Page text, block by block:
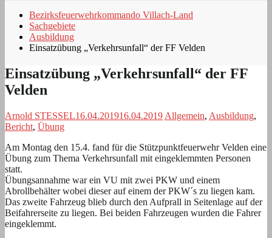
Bezirksfeuerwehrkommando Villach-Land
Sachgebiete
Ausbildung
Einsatzübung „Verkehrsunfall“ der FF Velden
Einsatzübung „Verkehrsunfall“ der FF
Velden
Arnold STESSEL16.04.201916.04.2019 Allgemein, Ausbildung,
Bericht, Übung
Am Montag den 15.4. fand für die Stützpunktfeuerwehr Velden eine
Übung zum Thema Verkehrsunfall mit eingeklemmten Personen
statt.
Übungsannahme war ein VU mit zwei PKW und einem
Abrollbehälter wobei dieser auf einem der PKW´s zu liegen kam.
Das zweite Fahrzeug blieb durch den Aufprall in Seitenlage auf der
Beifahrerseite zu liegen. Bei beiden Fahrzeugen wurden die Fahrer
eingeklemmt.